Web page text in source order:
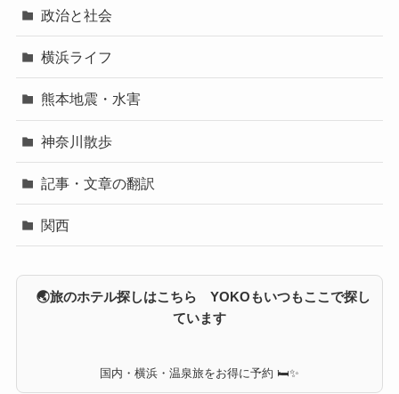
政治と社会
横浜ライフ
熊本地震・水害
神奈川散歩
記事・文章の翻訳
関西
🌏旅のホテル探しはこちら YOKOもいつもここで探し
ています